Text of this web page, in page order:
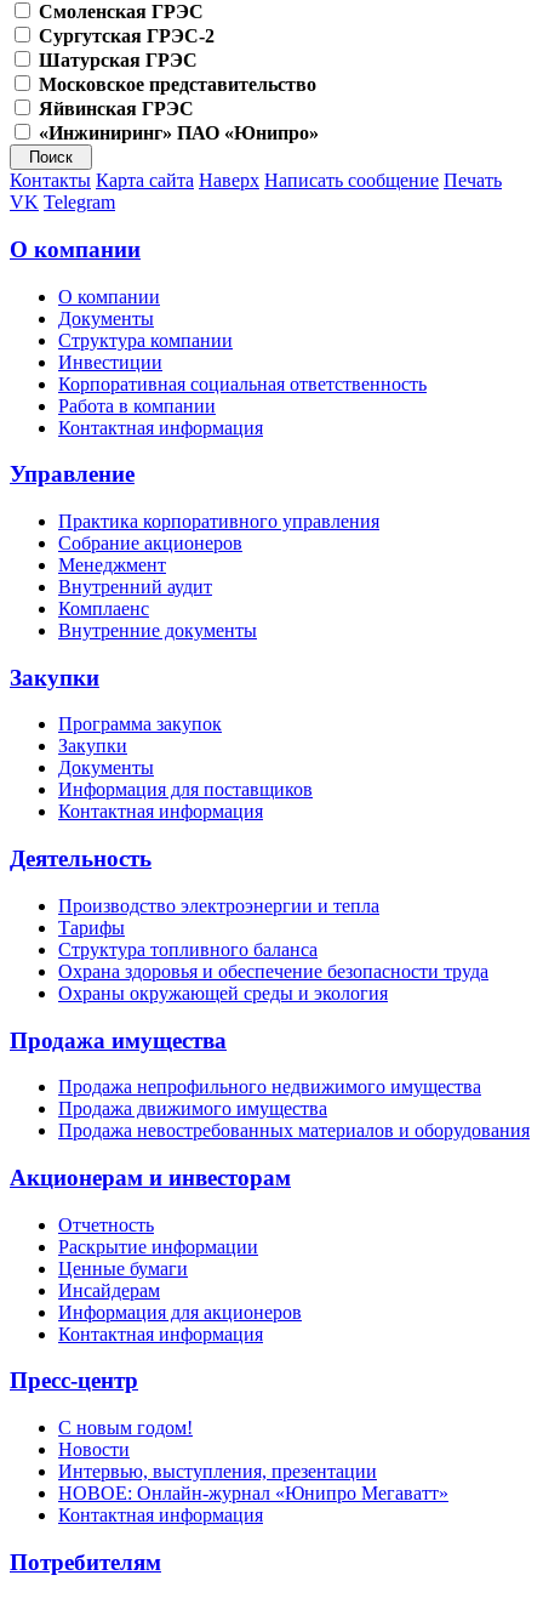
Смоленская ГРЭС
Сургутская ГРЭС-2
Шатурская ГРЭС
Московское представительство
Яйвинская ГРЭС
«Инжиниринг» ПАО «Юнипро»
Контакты Карта сайта Наверх Написать сообщение Печать
VK Telegram
О компании
О компании
Документы
Структура компании
Инвестиции
Корпоративная социальная ответственность
Работа в компании
Контактная информация
Управление
Практика корпоративного управления
Собрание акционеров
Менеджмент
Внутренний аудит
Комплаенс
Внутренние документы
Закупки
Программа закупок
Закупки
Документы
Информация для поставщиков
Контактная информация
Деятельность
Производство электроэнергии и тепла
Тарифы
Структура топливного баланса
Охрана здоровья и обеспечение безопасности труда
Охраны окружающей среды и экология
Продажа имущества
Продажа непрофильного недвижимого имущества
Продажа движимого имущества
Продажа невостребованных материалов и оборудования
Акционерам и инвесторам
Отчетность
Раскрытие информации
Ценные бумаги
Инсайдерам
Информация для акционеров
Контактная информация
Пресс-центр
С новым годом!
Новости
Интервью, выступления, презентации
НОВОЕ: Онлайн-журнал «Юнипро Мегаватт»
Контактная информация
Потребителям